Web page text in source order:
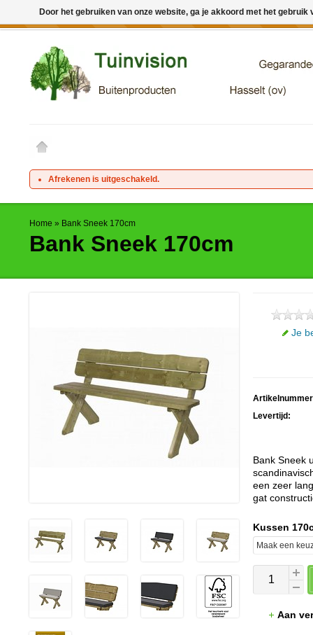
Afrekenen is uitgeschakeld.
Home » Bank Sneek 170cm
Bank Sneek 170cm
Je
Levertijd:
Bank Sneek
een zeer
gat
Kussen
Aan
Door het gebruiken van onze website, ga je akkoord met het
← Keer terug naar de backofficeDeze winkel is in